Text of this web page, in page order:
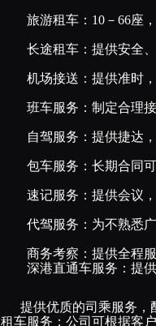
旅游租车：10－66座，
长途租车：提供安全、
机场接送：提供准时，
班车服务：制定合理接
自驾服务：提供捷达，
包车服务：长期合同可
速记服务：提供会议，
代驾服务：为不熟悉广
商务考察：提供全程服
深港直通车服务：提供
提供优质的司乘服务，
租车服务；公司可根据客